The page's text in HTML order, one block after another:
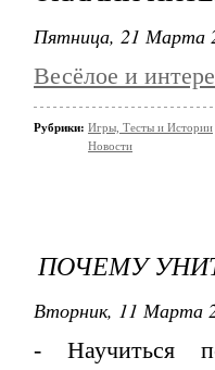
Пятница, 21 Марта
Весёлое и
Рубрики: Игры, Тесты и Истории
Новости
ПОЧЕМУ
Вторник, 11 Марта
- Научиться